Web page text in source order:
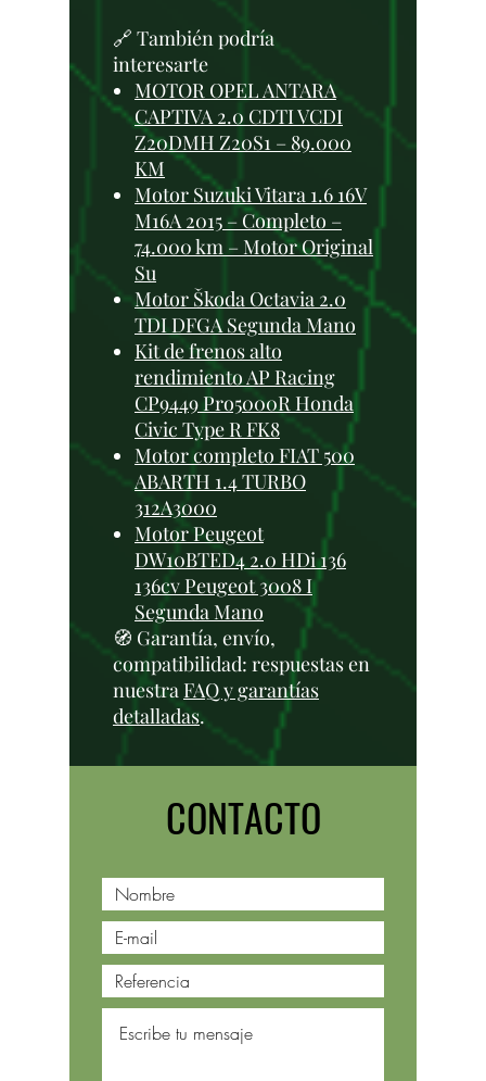
🔗 También podría
interesarte
MOTOR OPEL ANTARA
CAPTIVA 2.0 CDTI VCDI
Z20DMH Z20S1 – 89.000
KM
Motor Suzuki Vitara 1.6 16V
M16A 2015 – Completo –
74.000 km – Motor Original
Su
Motor Škoda Octavia 2.0
TDI DFGA Segunda Mano
Kit de frenos alto
rendimiento AP Racing
CP9449 Pro5000R Honda
Civic Type R FK8
Motor completo FIAT 500
ABARTH 1.4 TURBO
312A3000
Motor Peugeot
DW10BTED4 2.0 HDi 136
136cv Peugeot 3008 I
Segunda Mano
🧭 Garantía, envío,
compatibilidad: respuestas en
nuestra FAQ y garantías
detalladas.
CONTACTO